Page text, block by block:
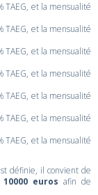
TAEG, et la mensualité
TAEG, et la mensualité
TAEG, et la mensualité
TAEG, et la mensualité
TAEG, et la mensualité
TAEG, et la mensualité
TAEG, et la mensualité
définie, il convient de
euros afin de